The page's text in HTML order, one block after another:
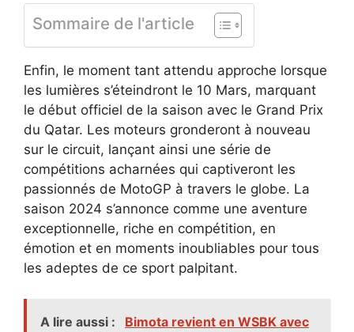
Sommaire de l'article
Enfin, le moment tant attendu approche lorsque
les lumières s’éteindront le 10 Mars, marquant
le début officiel de la saison avec le Grand Prix
du Qatar. Les moteurs gronderont à nouveau
sur le circuit, lançant ainsi une série de
compétitions acharnées qui captiveront les
passionnés de MotoGP à travers le globe. La
saison 2024 s’annonce comme une aventure
exceptionnelle, riche en compétition, en
émotion et en moments inoubliables pour tous
les adeptes de ce sport palpitant.
A lire aussi :
Bimota revient en WSBK avec